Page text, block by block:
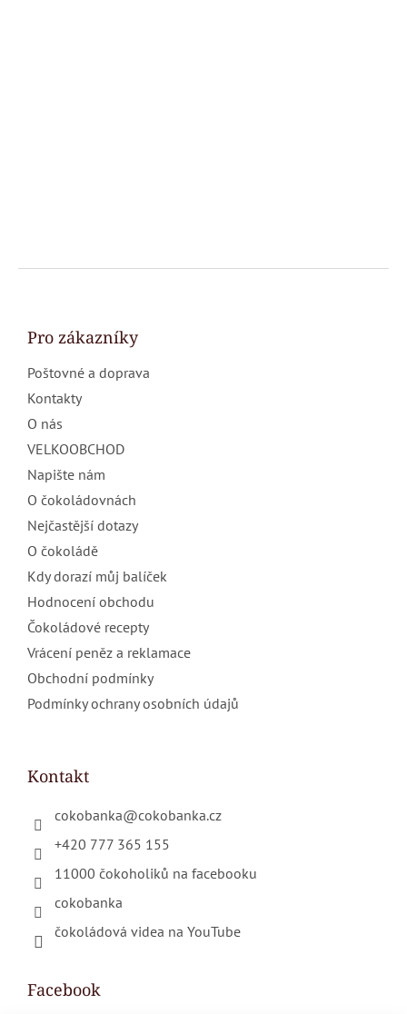
Z
Pro zákazníky
Poštovné a doprava
Kontakty
O nás
VELKOOBCHOD
Napište nám
O čokoládovnách
Nejčastější dotazy
O čokoládě
Kdy dorazí můj balíček
Hodnocení obchodu
Čokoládové recepty
Vrácení peněz a reklamace
Obchodní podmínky
Podmínky ochrany osobních údajů
Kontakt
cokobanka@cokobanka.cz
+420 777 365 155
11000 čokoholiků na facebooku
cokobanka
čokoládová videa na YouTube
Facebook